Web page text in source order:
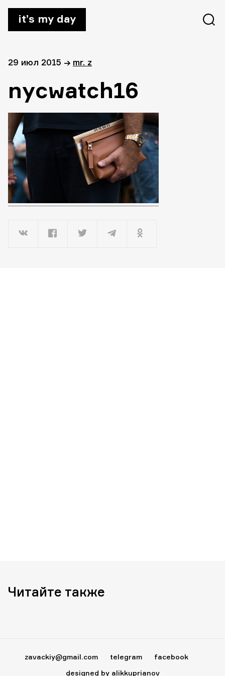
it’s my day
29 июл 2015 → mr. z
nycwatch16
Читайте также
zavackiy@gmail.com telegram
facebook
designed by alikkuprianov